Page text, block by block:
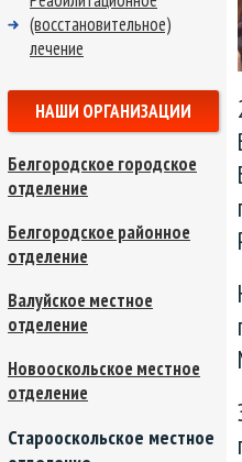
(восстановительное)
лечение
НАШИ ОРГАНИЗАЦИИ
Белгородское городское
отделение
Белгородское районное
отделение
Валуйское местное
отделение
Новооскольское местное
отделение
Старооскольское местное